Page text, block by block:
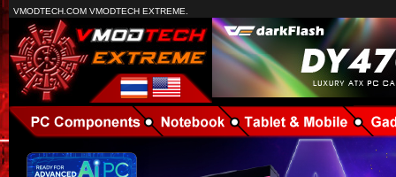
VMODTECH.COM VMODTECH EXTREME.